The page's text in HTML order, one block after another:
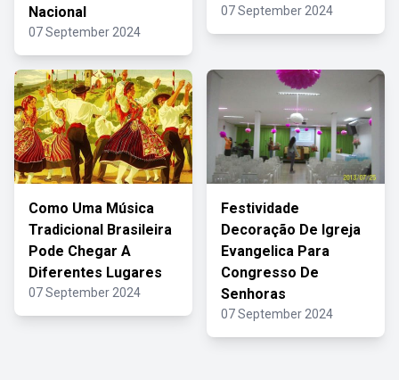
Nacional
07 September 2024
07 September 2024
Como Uma Música
Tradicional Brasileira
Pode Chegar A
Diferentes Lugares
07 September 2024
Festividade
Decoração De Igreja
Evangelica Para
Congresso De
Senhoras
07 September 2024